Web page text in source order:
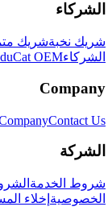
الشركاء
شريك نخبةشريك
الشركاءOEM
Company
Contact Us
الشركة
شروط الخدمة
الخصوصية إخلاء